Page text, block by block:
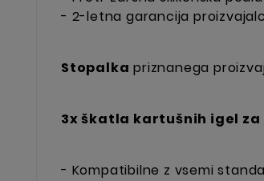
- 2-letna garancija
Stopalka priznanega
3x škatla kartušnih igel
- Kompatibilne z vsemi